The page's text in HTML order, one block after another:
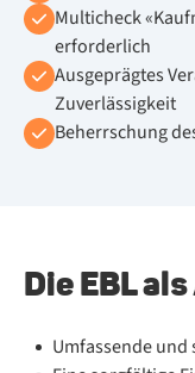
Multicheck
erforderlich
Ausgeprägtes
Zuverlässigkeit
Beherrschung
Die EBL
Umfassende